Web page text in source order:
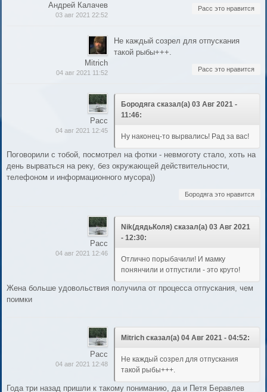
Андрей Калачев
03 авг 2021 22:52
Расс это нравится
Mitrich
04 авг 2021 11:52
Не каждый созрел для отпускания
такой рыбы+++.
Расс это нравится
Расс
04 авг 2021 12:45
Бородяга сказал(а) 03 Авг 2021 -
11:46:
Ну наконец-то вырвались! Рад за вас!
Поговорили с тобой, посмотрел на фотки - невмоготу стало, хоть на
день вырваться на реку, без окружающей действительности,
телефоном и информационного мусора))
Бородяга это нравится
Расс
04 авг 2021 12:46
Nik(дядьКоля) сказал(а) 03 Авг 2021
- 12:30:
Отлично порыбачили! И мамку
понянчили и отпустили - это круто!
Жена больше удовольствия получила от процесса отпускания, чем
поимки
Расс
04 авг 2021 12:48
Mitrich сказал(а) 04 Авг 2021 - 04:52:
Не каждый созрел для отпускания
такой рыбы+++.
Года три назад пришли к такому пониманию, да и Петя Беравлев